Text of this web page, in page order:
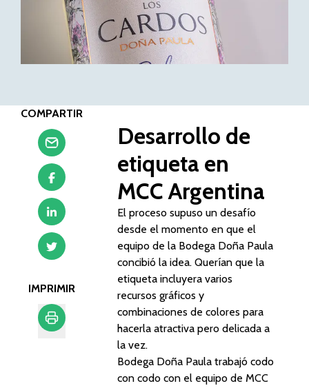
COMPARTIR
IMPRIMIR
Desarrollo de
etiqueta en
MCC Argentina
El proceso supuso un desafío
desde el momento en que el
equipo de la Bodega Doña Paula
concibió la idea. Querían que la
etiqueta incluyera varios
recursos gráficos y
combinaciones de colores para
hacerla atractiva pero delicada a
la vez.
Bodega Doña Paula trabajó codo
con codo con el equipo de MCC